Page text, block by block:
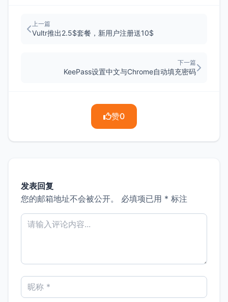
上一篇
Vultr推出2.5$套餐，新用户注册送10$
下一篇
KeePass设置中文与Chrome自动填充密码
赞0
发表回复
您的邮箱地址不会被公开。
必填项已用 * 标注